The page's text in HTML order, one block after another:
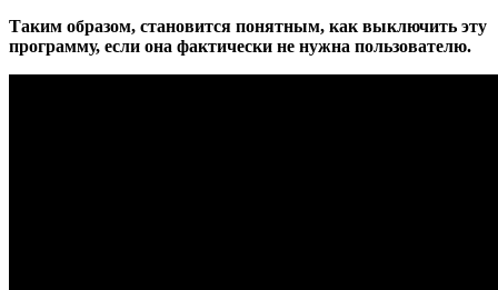
Таким образом, становится понятным, как выключить эту
программу, если она фактически не нужна пользователю.